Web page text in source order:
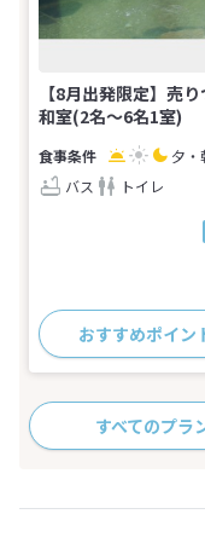
【8月出発限定】
和室(2名～6名1室)
夕・
バス
トイレ
おすすめポイン
すべてのプラ